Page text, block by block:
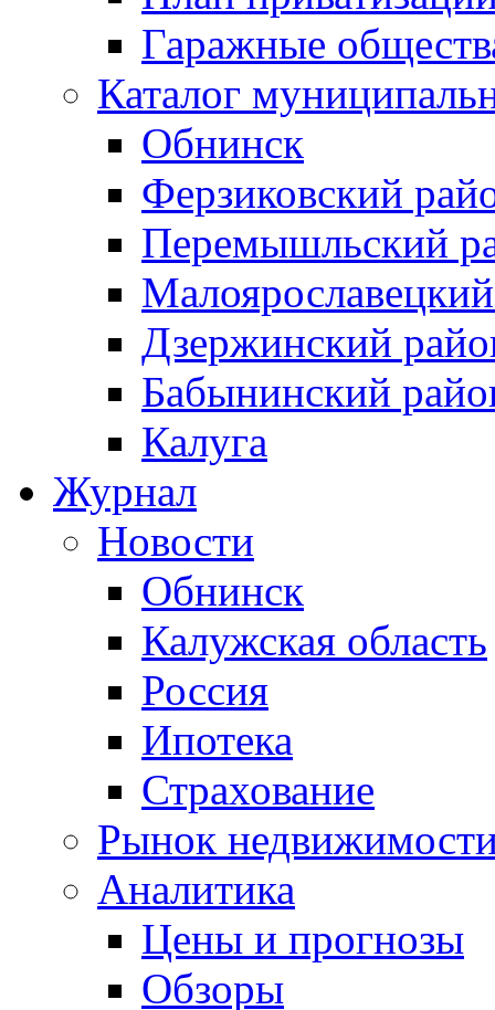
Гаражные
Каталог
Обнинск
Ферзиковский
Перемышльский
Дзержинский
Бабынинский
Калуга
Журнал
Новости
Обнинск
Калужская область
Россия
Ипотека
Страхование
Рынок
Аналитика
Цены и прогнозы
Обзоры